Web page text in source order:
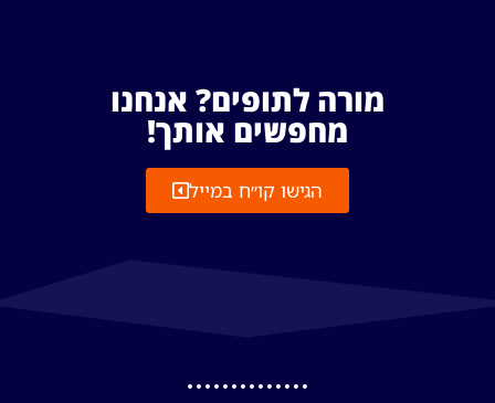
מורה לתופים? אנחנו
מחפשים אותך!
הגישו קו׳׳ח במייל